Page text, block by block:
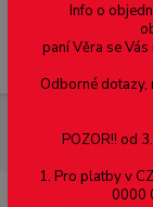
/ STE 006
Info o
paní Věra se
Odborné dotazy,
POZOR!! od
1. Pro platby v
0000